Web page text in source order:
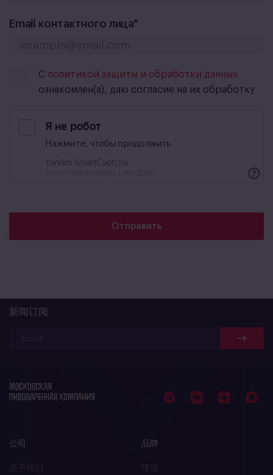
Email контактного лица*
С политикой защиты и обработки данных
ознакомлен(а), даю согласие на их обработку
新闻订阅
公司 品牌